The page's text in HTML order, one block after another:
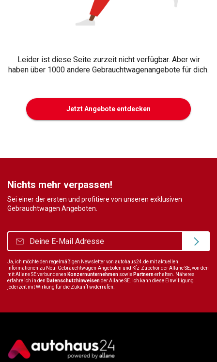
Leider ist diese Seite zurzeit nicht verfügbar. Aber wir
haben über 1000 andere Gebrauchtwagenangebote für dich.
Jetzt Angebote entdecken
Nichts mehr verpassen!
Sei einer der ersten und profitiere von unseren exklusiven
Gebrauchtwagen Angeboten.
Ja, ich möchte den regelmäßigen Newsletter von autohaus24.de mit aktuellen
Informationen zu Neu- Gebrauchtwagen-Angeboten und Kfz-Zubehör der Allane SE, von den
mit Allane SE verbundenen Konzernunternehmen sowie Partnernerhalten. Näheres
erfahre ich in den Datenschutzhinweisender Allane SE. Ich kann diese Einwilligung
jederzeit mit Wirkung für die Zukunft widerrufen.